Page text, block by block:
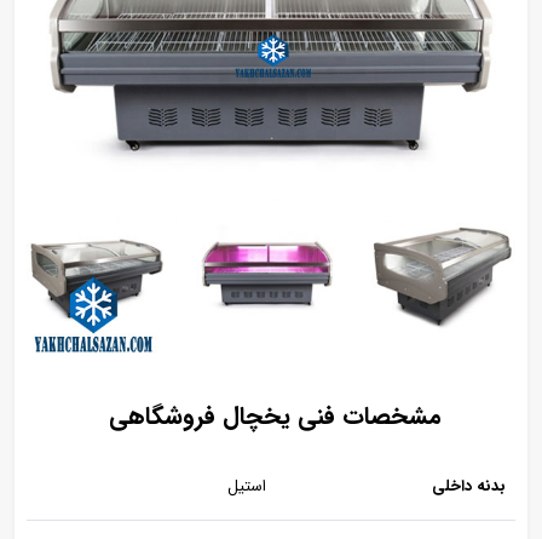
مشخصات فنی یخچال فروشگاهی
بدنه داخلی استیل